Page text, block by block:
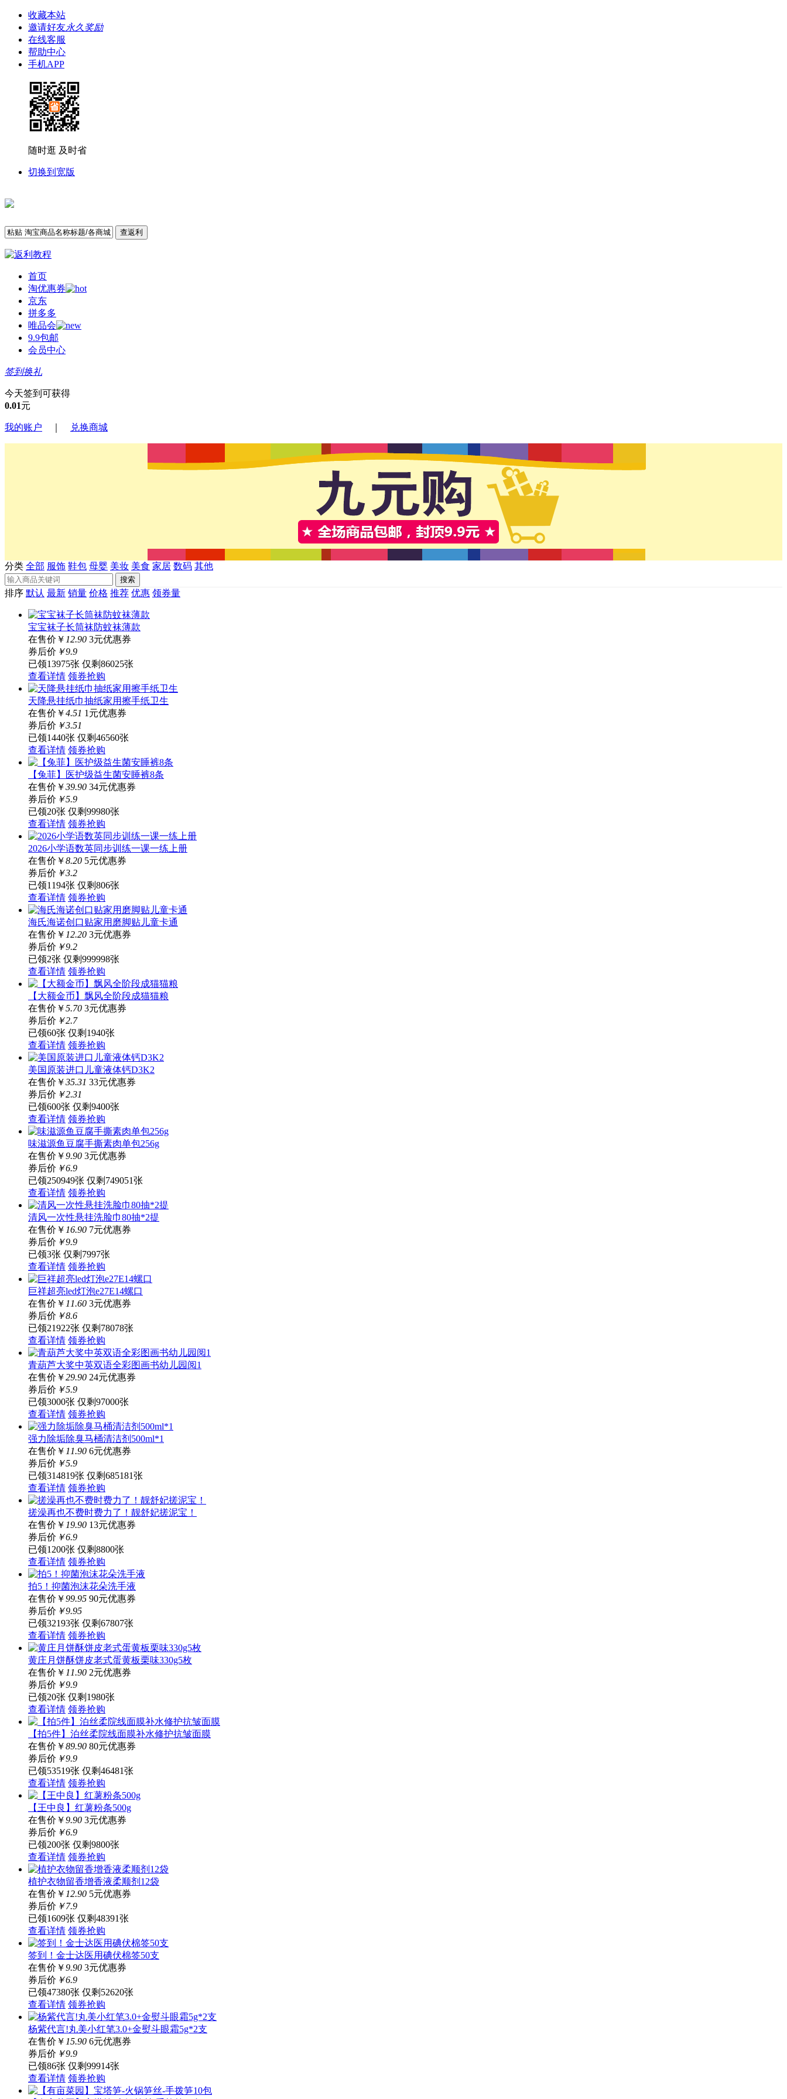
收藏本站
邀请好友永久奖励
在线客服
帮助中心
手机APP
随时逛 及时省
切换到宽版
查返利
首页
淘优惠券
京东
拼多多
唯品会
9.9包邮
会员中心
签到换礼
今天签到可获得
0.01元
我的账户 兑换商城
分类 全部 服饰 鞋包 母婴 美妆 美食 家居 数码 其他
搜索
排序 默认 最新 销量 价格 推荐 优惠 领券量
宝宝袜子长筒袜防蚊袜薄款
在售价 ￥ 12.90 3元优惠券
券后价 ￥9.9
已领13975张 仅剩86025张
查看详情 领券抢购
天降悬挂纸巾抽纸家用擦手纸卫生
在售价 ￥4.51 1元优惠券
券后价 ￥3.51
已领1440张 仅剩46560张
查看详情 领券抢购
【兔菲】医护级益生菌安睡裤8条
在售价 ￥39.90 34元优惠券
券后价 ￥5.9
已领20张 仅剩99980张
查看详情 领券抢购
2026小学语数英同步训练一课一练上册
在售价 ￥8.20 5元优惠券
券后价 ￥3.2
已领1194张 仅剩806张
查看详情 领券抢购
海氏海诺创口贴家用磨脚贴儿童卡通
在售价 ￥ 12.20 3元优惠券
券后价 ￥9.2
已领2张 仅剩999998张
查看详情 领券抢购
【大额金币】飘风全阶段成猫猫粮
在售价 ￥5.70 3元优惠券
券后价 ￥2.7
已领60张 仅剩1940张
查看详情 领券抢购
美国原装进口儿童液体钙D3K2
在售价 ￥35.31 33元优惠券
券后价 ￥2.31
已领600张 仅剩9400张
查看详情 领券抢购
味滋源鱼豆腐手撕素肉单包256g
在售价 ￥9.90 3元优惠券
券后价 ￥6.9
已领250949张 仅剩749051张
查看详情 领券抢购
清风一次性悬挂洗脸巾80抽*2提
在售价 ￥ 16.90 7元优惠券
券后价 ￥9.9
已领3张 仅剩7997张
查看详情 领券抢购
巨祥超亮led灯泡e27E14螺口
在售价 ￥ 11.60 3元优惠券
券后价 ￥8.6
已领21922张 仅剩78078张
查看详情 领券抢购
青葫芦大奖中英双语全彩图画书幼儿园阅1
在售价 ￥29.90 24元优惠券
券后价 ￥5.9
已领3000张 仅剩97000张
查看详情 领券抢购
强力除垢除臭马桶清洁剂500ml*1
在售价 ￥ 11.90 6元优惠券
券后价 ￥5.9
已领314819张 仅剩685181张
查看详情 领券抢购
搓澡再也不费时费力了！靓舒妃搓泥宝！
在售价 ￥ 19.90 13元优惠券
券后价 ￥6.9
已领1200张 仅剩8800张
查看详情 领券抢购
拍5！抑菌泡沫花朵洗手液
在售价 ￥99.95 90元优惠券
券后价 ￥9.95
已领32193张 仅剩67807张
查看详情 领券抢购
黄庄月饼酥饼皮老式蛋黄板栗味330g5枚
在售价 ￥ 11.90 2元优惠券
券后价 ￥9.9
已领20张 仅剩1980张
查看详情 领券抢购
【拍5件】泊丝柔院线面膜补水修护抗皱面膜
在售价 ￥89.90 80元优惠券
券后价 ￥9.9
已领53519张 仅剩46481张
查看详情 领券抢购
【王中良】红薯粉条500g
在售价 ￥9.90 3元优惠券
券后价 ￥6.9
已领200张 仅剩9800张
查看详情 领券抢购
植护衣物留香增香液柔顺剂12袋
在售价 ￥ 12.90 5元优惠券
券后价 ￥7.9
已领1609张 仅剩48391张
查看详情 领券抢购
签到！金士达医用碘伏棉签50支
在售价 ￥9.90 3元优惠券
券后价 ￥6.9
已领47380张 仅剩52620张
查看详情 领券抢购
杨紫代言!丸美小红笔3.0+金熨斗眼霜5g*2支
在售价 ￥ 15.90 6元优惠券
券后价 ￥9.9
已领86张 仅剩99914张
查看详情 领券抢购